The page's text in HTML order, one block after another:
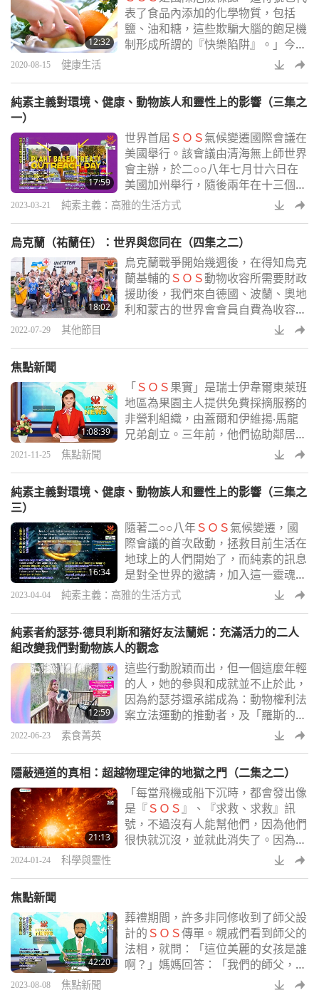
感謝清海無上師世界會，帶來如此必
要的廚房用具送給水患災民。
12:32
表了食品內添加的化學物質，包括
鹽、油和糖，這些欺騙大腦的飽足機
制形成所謂的『快樂陷阱』。」今
日，戈德哈默醫師要探討清水斷食的
模式。「我們的能量與功能主要部分
與消化有關。
2020-08-15 健康生活
純素主義對環境、健康、動物族人和靈性上的影響（三集之
一）
17:59
世界首屆ＳＯＳ氣候變遷國際會議在
美國舉行。該會議由清海無上師世界
會主辦，於二○○八年七月廿六日在
美國加州舉行，隨後兩年在十三個國
家共舉辦了廿七場氣候變遷會議。二
至二○二四年，將該市的動物性產品
攝入量減少五成，並用純植物產品取
而代之。自二○二二年二月起，紐約
市的公立學校開始每週一次，於週五
提供純素餐點。
2023-03-21 純素主義：高雅的生活方式
烏克蘭（祐蘭任）：世界與您同在（四集之二）
18:02
烏克蘭戰爭開始幾週後，在得知烏克
蘭基輔的ＳＯＳ動物收容所需要財政
援助後，我們來自德國、波蘭、奧地
利和蒙古的世界會會員自費為收容所
運送了兩批現金、純素食品、藥品和
2022-07-29 其他節目
焦點新聞
1:08:39
「ＳＯＳ果實」是瑞士伊韋爾東萊班
地區為果園主人提供免費採摘服務的
非營利組織，由蓋爾和伊維揚‧馬龍
兄弟創立。三年前，他們協助鄰居採
收水果時有了這個想法。這非營利組
保沒有農產品白白浪費，園主、義工
和 ＳＯＳ果實各獲得一份公平的收
送到當地的榨汁廠，在那裡榨成果
汁、低溫殺菌並包裝銷售。該團體也
與餐廳合作銷售他們的產品，像是果
醬和果汁。
2021-11-25 焦點新聞
純素主義對環境、健康、動物族人和靈性上的影響（三集之
三）
16:34
隨著二○○八年ＳＯＳ氣候變遷，國
際會議的首次啟動，拯救目前生活在
地球上的人們開始了，而純素的訊息
是對全世界的邀請，加入這一靈魂解
脫的行列。「所以，我們祈禱他們的
求我們摯愛的清海無上師（純素者）
停止代表人類進行斡旋之後，師父給
出這個寶貴的建議，作為最後的生命
線。「只是請求上帝原諒你。拜託，
請帶著誠意、帶著最大的悔意、帶著
最大的誠意、最大的謙卑來做這件
事。
2023-04-04 純素主義：高雅的生活方式
純素者約瑟芬‧德貝利斯和豬好友法蘭妮：充滿活力的二人
組改變我們對動物族人的觀念
12:59
這些行動脫穎而出，但一個這麼年輕
的人，她的參與和成就並不止於此，
因為約瑟芬還承諾成為：動物權利法
案立法運動的推動者，及「羅斯的法
律」ＤＣ和「學生反對物種歧視」
不遺餘力下定決心傳播純素飲食的重
要性，及迫切需要取消動物族人養
殖。誠然，法蘭妮和其他豬族人表現
出的誠摯之愛，說明了動物族人固有
的高貴品質。
2022-06-23 素食菁英
隱蔽通道的真相：超越物理定律的地獄之門（二集之二）
21:13
「每當飛機或船下沉時，都會發出像
是『ＳＯＳ』、『求救、求救』訊
號，不過沒有人能幫他們，因為他們
很快就沉沒，並就此消失了。因為那
是一個通往低等世界的入口。我們的
烈，還有身心的折磨。這些是較低等
的世界。百慕達三角是通往較低等世
界的其中一個通道。［…］業障不一
定一世就能清付，了解嗎？會延續好
2024-01-24 科學與靈性
焦點新聞
42:20
葬禮期間，許多非同修收到了師父設
計的ＳＯＳ傳單。親戚們看到師父的
法相，就問：「這位美麗的女孩是誰
啊？」媽媽回答：「我們的師父，清
海無上師！」親戚們說：「師父一眼
2023-08-08 焦點新聞